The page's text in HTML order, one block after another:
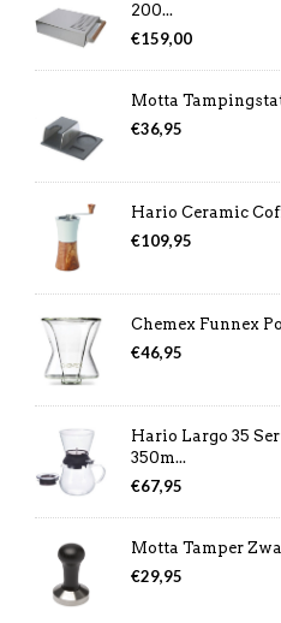
200...
€159,00
Motta
€36,95
Hario Ceramic
€109,95
Chemex Funnex
€46,95
Hario Largo 35
350m...
€67,95
Motta Tamper
€29,95